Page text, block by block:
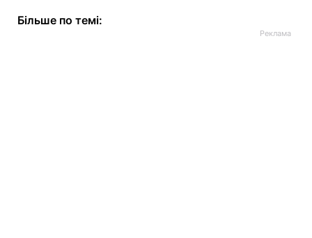
Більше по темі: